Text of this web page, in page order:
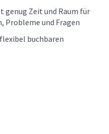
genug Zeit und Raum für
Probleme und Fragen
buchbaren